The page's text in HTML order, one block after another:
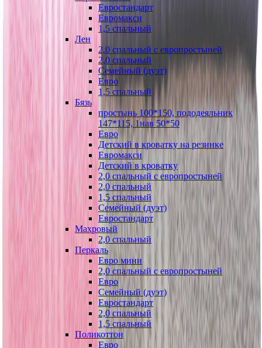
Евростандарт
Евромакси
1,5 спальный
Лен
2,0 спальный с европростыней
2,0 спальный
Семейный (дуэт)
Евро
1,5 спальный
Бязь
простынь 100*150, пододеяльник
147*115, 1нав 50*50
Евро
Детский в кроватку на резинке
Евромакси
Детский в кроватку
2,0 спальный с европростыней
2,0 спальный
1,5 спальный
Семейный (дуэт)
Евростандарт
Махровый
2,0 спальный
Перкаль
Евро мини
2,0 спальный с европростыней
Евро
Семейный (дуэт)
Евростандарт
2,0 спальный
1,5 спальный
Поликоттон
Евро